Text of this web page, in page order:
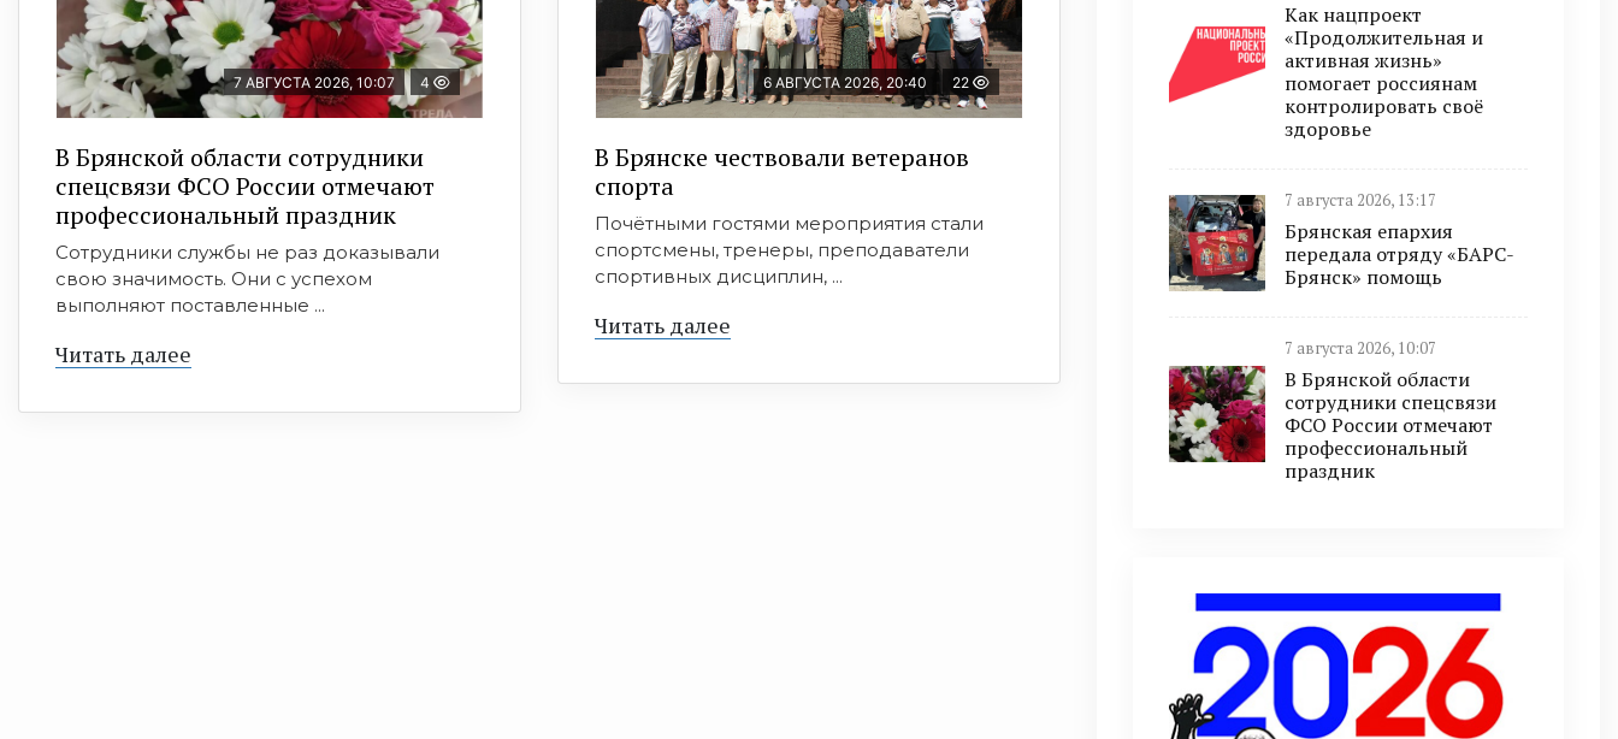
7 АВГУСТА 2026, 10:07 4
В Брянской области сотрудники
спецсвязи ФСО России отмечают
профессиональный праздник
Сотрудники службы не раз доказывали
свою значимость. Они с успехом
выполняют поставленные ...
Читать далее
6 АВГУСТА 2026, 20:40 22
В Брянске чествовали ветеранов
спорта
Почётными гостями мероприятия стали
спортсмены, тренеры, преподаватели
спортивных дисциплин, ...
Читать далее
Как нацпроект
«Продолжительная и
активная жизнь»
помогает россиянам
контролировать своё
здоровье
7 августа 2026, 13:17
Брянская епархия
передала отряду «БАРС-
Брянск» помощь
7 августа 2026, 10:07
В Брянской области
сотрудники спецсвязи
ФСО России отмечают
профессиональный
праздник